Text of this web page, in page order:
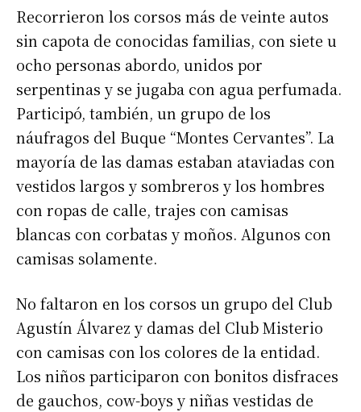
Recorrieron los corsos más de veinte autos
sin capota de conocidas familias, con siete u
ocho personas abordo, unidos por
serpentinas y se jugaba con agua perfumada.
Participó, también, un grupo de los
náufragos del Buque “Montes Cervantes”. La
mayoría de las damas estaban ataviadas con
vestidos largos y sombreros y los hombres
con ropas de calle, trajes con camisas
blancas con corbatas y moños. Algunos con
camisas solamente.
No faltaron en los corsos un grupo del Club
Agustín Álvarez y damas del Club Misterio
con camisas con los colores de la entidad.
Los niños participaron con bonitos disfraces
de gauchos, cow-boys y niñas vestidas de